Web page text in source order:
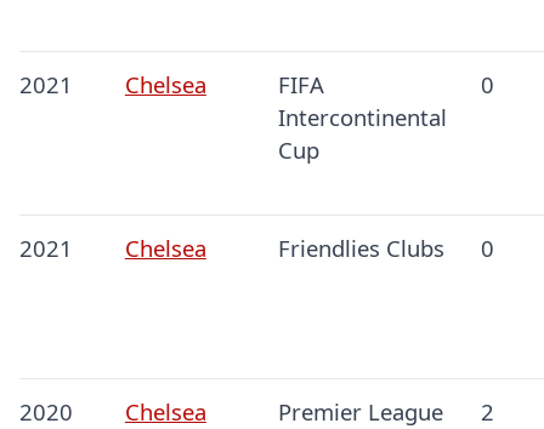
2021 Chelsea
FIFA
Intercontinental
Cup
0
2021 Chelsea Friendlies Clubs 0
2020 Chelsea Premier League 2